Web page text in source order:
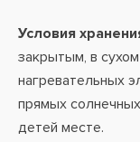
Условия
закрытым, в
нагревательных
прямых
детей месте.